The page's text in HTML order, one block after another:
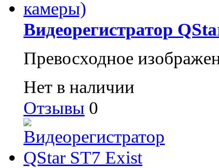
Видеорегистратор
Превосходное
Нет в наличии
Отзывы 0